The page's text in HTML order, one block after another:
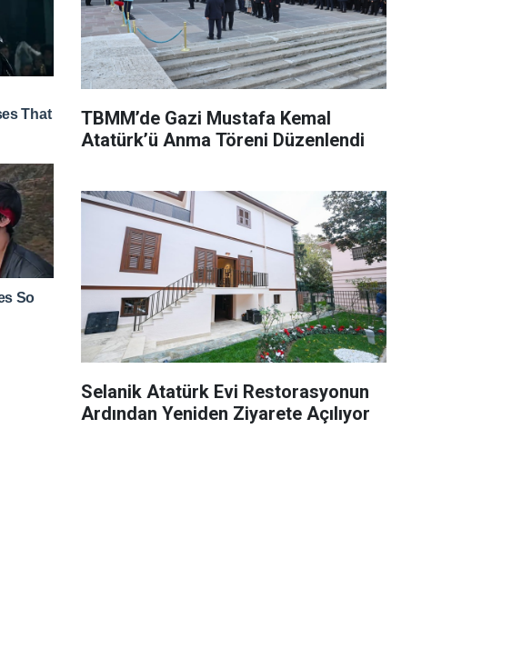
TBMM’de Gazi Mustafa Kemal
Atatürk’ü Anma Töreni Düzenlendi
Selanik Atatürk Evi Restorasyonun
Ardından Yeniden Ziyarete Açılıyor